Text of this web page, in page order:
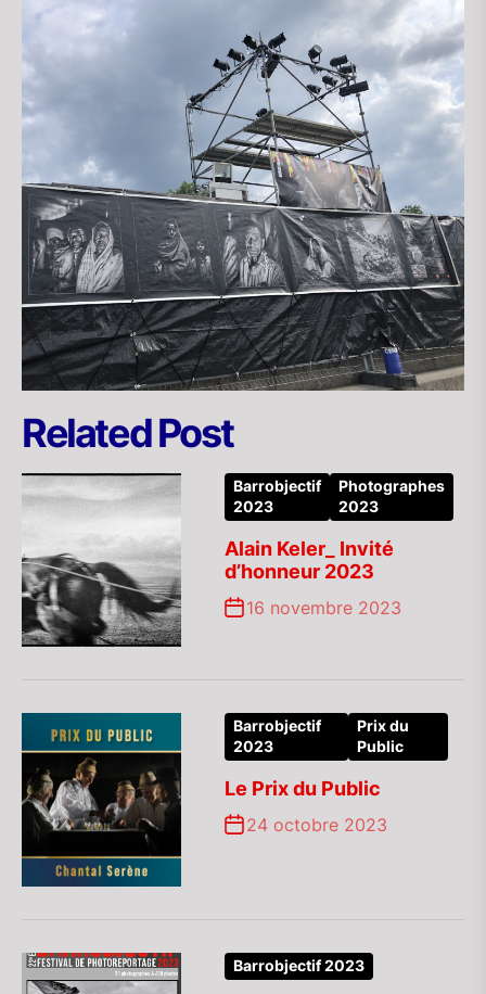
Related Post
Barrobjectif
2023
Photographes
2023
Alain Keler_ Invité
d’honneur 2023
16 novembre 2023
Barrobjectif
2023
Prix du
Public
Le Prix du Public
24 octobre 2023
Barrobjectif 2023